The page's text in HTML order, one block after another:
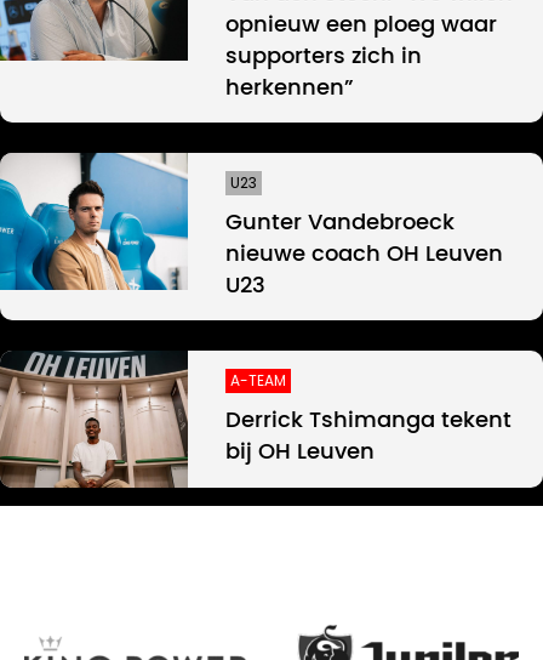
opnieuw een ploeg waar
supporters zich in
herkennen”
U23
Gunter Vandebroeck
nieuwe coach OH Leuven
U23
A-TEAM
Derrick Tshimanga tekent
bij OH Leuven